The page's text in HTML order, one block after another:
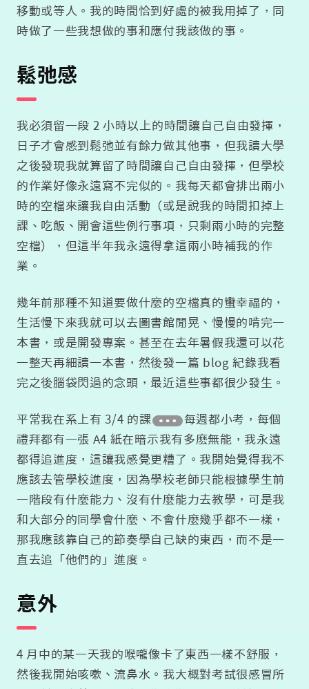
移動或等人。我的時間恰到好處的被我用掉了，同
時做了一些我想做的事和應付我該做的事。
鬆弛感
我必須留一段 2 小時以上的時間讓自己自由發揮，
日子才會感到鬆弛並有餘力做其他事，但我讀大學
之後發現我就算留了時間讓自己自由發揮，但學校
的作業好像永遠寫不完似的。我每天都會排出兩小
時的空檔來讓我自由活動（或是說我的時間扣掉上
課、吃飯、開會這些例行事項，只剩兩小時的完整
空檔），但這半年我永遠得拿這兩小時補我的作
業。
幾年前那種不知道要做什麼的空檔真的蠻幸福的，
生活慢下來我就可以去圖書館閒晃、慢慢的啃完一
本書，或是開發專案。甚至在去年暑假我還可以花
一整天再細讀一本書，然後發一篇 blog 紀錄我看
完之後腦袋閃過的念頭，最近這些事都很少發生。
平常我在系上有 3/4 的課
每週都小考，每個
禮拜都有一張 A4 紙在暗示我有多麽無能，我永遠
都得追進度，這讓我感覺更糟了。我開始覺得我不
應該去管學校進度，因為學校老師只能根據學生前
一階段有什麼能力、沒有什麼能力去教學，可是我
和大部分的同學會什麼、不會什麼幾乎都不一樣，
那我應該靠自己的節奏學自己缺的東西，而不是一
直去追「他們的」進度。
意外
4 月中的某一天我的喉嚨像卡了東西一樣不舒服，
然後我開始咳嗽、流鼻水。我大概對考試很感冒所